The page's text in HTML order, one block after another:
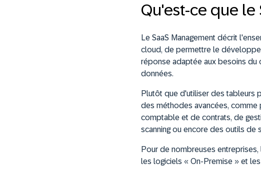
Qu'est-ce que le
Le SaaS Management décrit
cloud, de permettre le
réponse adaptée aux besoins
données.
Plutôt que d'utiliser des tableurs
des méthodes avancées,
comptable et de contrats, de
scanning ou encore des outils de
Pour de nombreuses
les logiciels « On-Premise » et